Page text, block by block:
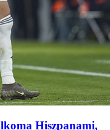
Hiszpanami,